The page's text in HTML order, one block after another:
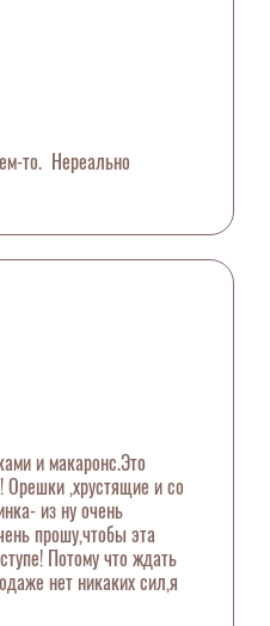
то. Нереально
и макаронс.Это
Орешки ,хрустящие и со
из ну очень
прошу,чтобы эта
Потому что ждать
нет никаких сил,я